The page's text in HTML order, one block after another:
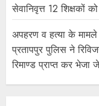
सेवानिवृत्त 12 शिक्षकों
अपहरण व हत्या के मामले
प्रतापपुर पुलिस ने
रिमाण्ड प्राप्त कर भेजा